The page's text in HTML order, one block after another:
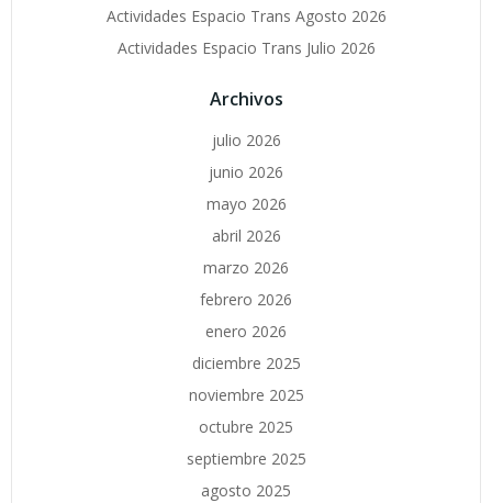
Actividades Espacio Trans Agosto 2026
Actividades Espacio Trans Julio 2026
Archivos
julio 2026
junio 2026
mayo 2026
abril 2026
marzo 2026
febrero 2026
enero 2026
diciembre 2025
noviembre 2025
octubre 2025
septiembre 2025
agosto 2025